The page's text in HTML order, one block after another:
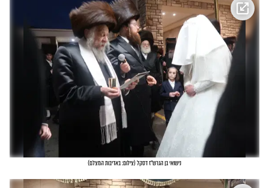
נישואי בן הגרש"ז דסקל (צילום: באדיבות המצלם)